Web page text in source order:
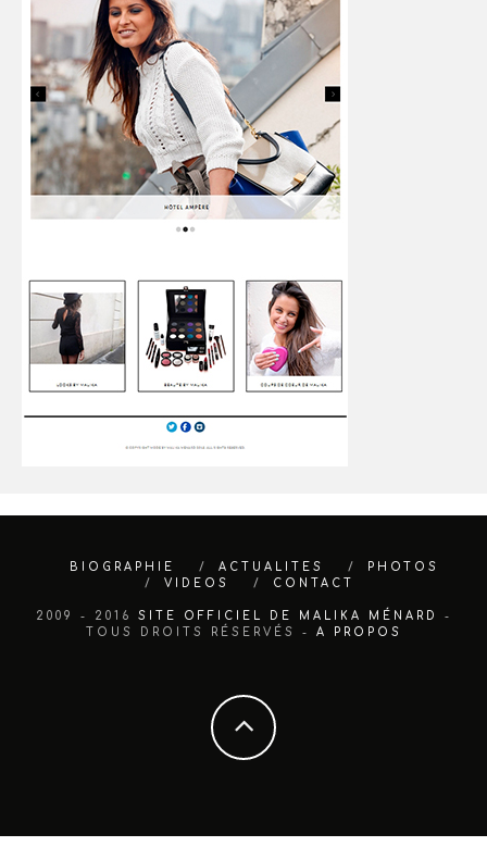
BIOGRAPHIE ACTUALITES
PHOTOS
VIDEOS
CONTACT
2009 - 2016 SITE OFFICIEL DE MALIKA MÉNARD
-
TOUS DROITS RÉSERVÉS - A PROPOS